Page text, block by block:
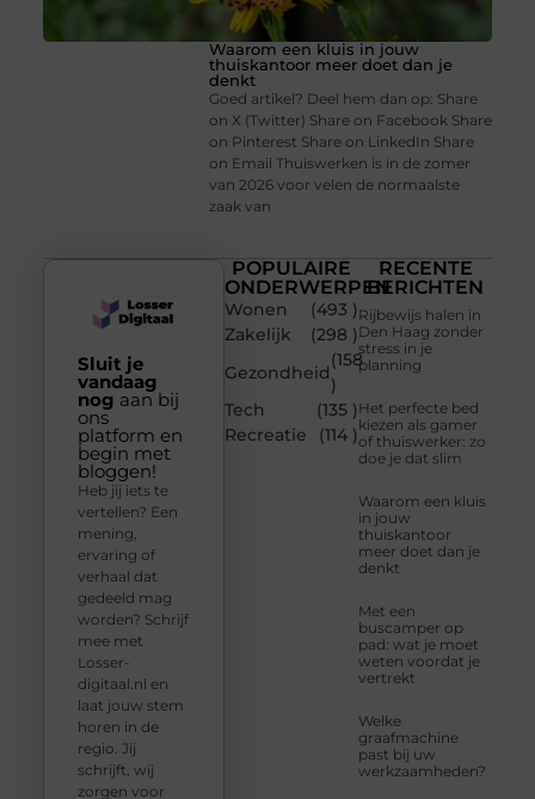
Waarom een kluis in jouw
thuiskantoor meer doet dan je
denkt
Goed artikel? Deel hem dan op: Share
on X (Twitter) Share on Facebook Share
on Pinterest Share on LinkedIn Share
on Email Thuiswerken is in de zomer
van 2026 voor velen de normaalste
zaak van
POPULAIRE
ONDERWERPEN
Wonen
(493 )
Zakelijk
(298 )
Gezondheid
(158
)
Tech
(135 )
Recreatie
(114 )
RECENTE
BERICHTEN
Rijbewijs halen in
Den Haag zonder
stress in je
planning
Het perfecte bed
kiezen als gamer
of thuiswerker: zo
doe je dat slim
Waarom een kluis
in jouw
thuiskantoor
meer doet dan je
denkt
Met een
buscamper op
pad: wat je moet
weten voordat je
vertrekt
Welke
graafmachine
past bij uw
werkzaamheden?
Sluit je
vandaag
nog aan bij
ons
platform en
begin met
bloggen!
Heb jij iets te
vertellen? Een
mening,
ervaring of
verhaal dat
gedeeld mag
worden? Schrijf
mee met
Losser-
digitaal.nl en
laat jouw stem
horen in de
regio. Jij
schrijft, wij
zorgen voor